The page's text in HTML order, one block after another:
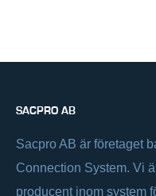
SACPRO AB
Sacpro AB är företaget
Connection System. Vi
producent inom system